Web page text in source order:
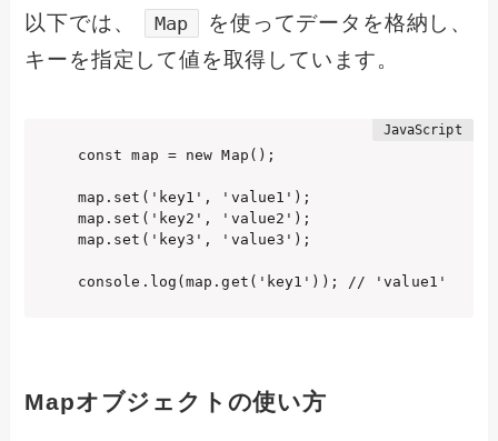
以下では、 Map
を使ってデータを格納し、
キーを指定して値を取得しています。
const map = new Map();
map.set('key1', 'value1');
map.set('key2', 'value2');
map.set('key3', 'value3');
console.log(map.get('key1')); // 'value1'
Mapオブジェクトの使い方